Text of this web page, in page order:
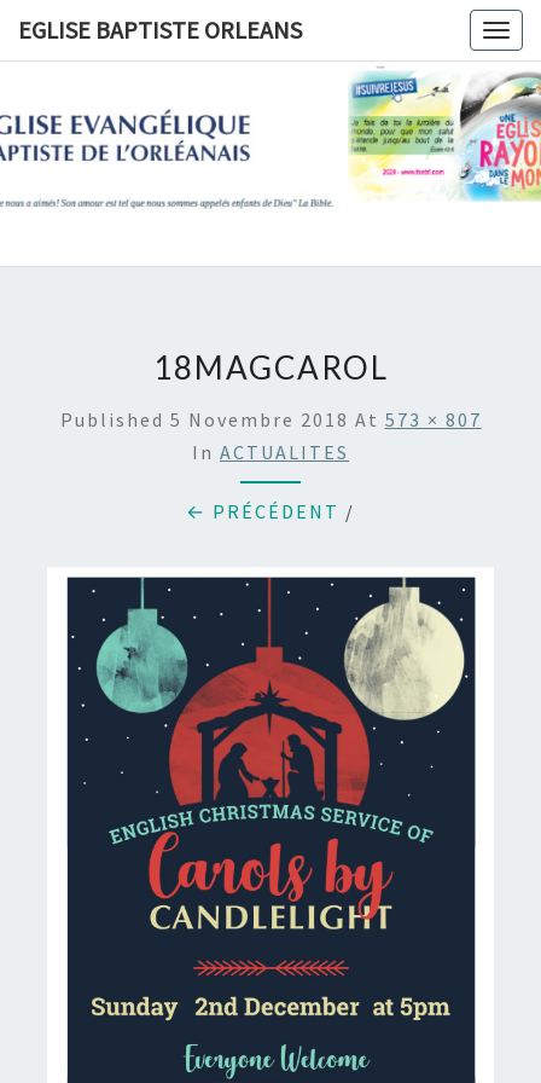
EGLISE BAPTISTE ORLEANS
EGLISE
ORLEANS
18MAGCAROL
Published 5 Novembre 2018 At 573 × 807
In ACTUALITES
← PRÉCÉDENT /